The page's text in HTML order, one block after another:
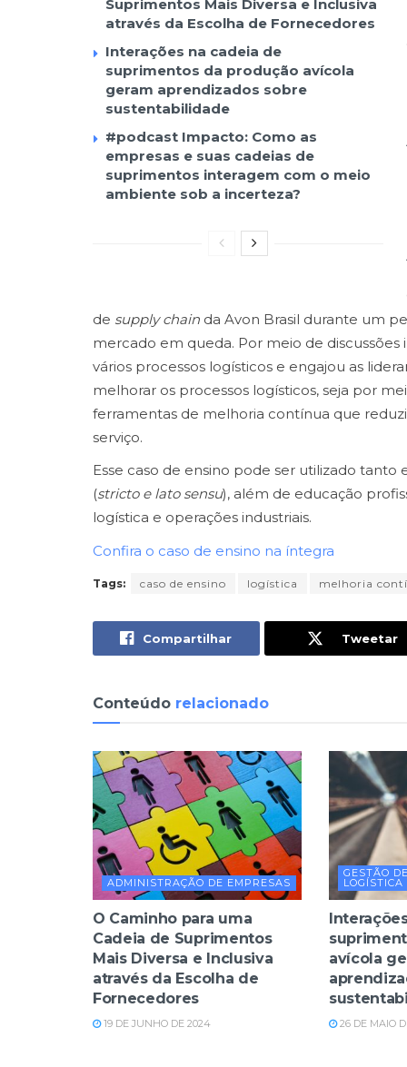
Suprimentos Mais Diversa e Inclusiva
através da Escolha de Fornecedores
Interações na cadeia de
suprimentos da produção avícola
geram aprendizados sobre
sustentabilidade
#podcast Impacto: Como as
empresas e suas cadeias de
suprimentos interagem com o meio
ambiente sob a incerteza?
de supply chain da Avon Brasil durante um
mercado em queda. Por meio de
vários processos logísticos e engajou as
melhorar os processos logísticos, seja por
ferramentas de melhoria contínua que
serviço.
Esse caso de ensino pode ser utilizado
(stricto e lato sensu), além de educação
logística e operações industriais.
Confira o caso de ensino na íntegra
Tags: caso de ensino logística melhoria
Compartilhar Tweetar
Conteúdo relacionado
ADMINISTRAÇÃO DE EMPRESAS
O Caminho para uma
Cadeia de Suprimentos
Mais Diversa e Inclusiva
através da Escolha de
Fornecedores
19 DE JUNHO DE 2024
GESTÃO
LOGÍSTICA
avícola
26 DE MAIO